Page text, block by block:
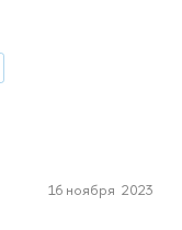
16 ноября 2023